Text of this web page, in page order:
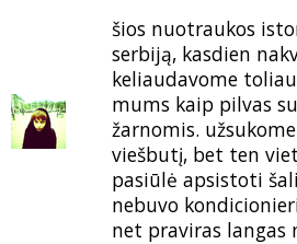
šios nuotraukos
serbiją, kasdien
keliaudavome
mums kaip pilvas
žarnomis.
viešbutį, bet ten
pasiūlė apsistoti
nebuvo
net praviras langas